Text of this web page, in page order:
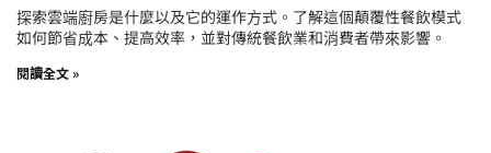
探索雲端廚房是什麼以及它的運作方式。了解這個顛覆性餐飲模式
如何節省成本、提高效率，並對傳統餐飲業和消費者帶來影響。
閱讀全文 »